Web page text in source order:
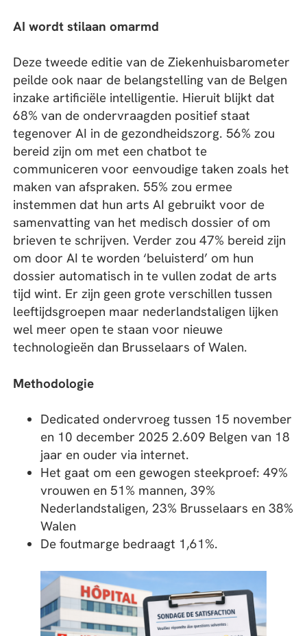
AI wordt stilaan omarmd
Deze tweede editie van de Ziekenhuisbarometer
peilde ook naar de belangstelling van de Belgen
inzake artificiële intelligentie. Hieruit blijkt dat
68% van de ondervraagden positief staat
tegenover AI in de gezondheidszorg. 56% zou
bereid zijn om met een chatbot te
communiceren voor eenvoudige taken zoals het
maken van afspraken. 55% zou ermee
instemmen dat hun arts AI gebruikt voor de
samenvatting van het medisch dossier of om
brieven te schrijven. Verder zou 47% bereid zijn
om door AI te worden ‘beluisterd’ om hun
dossier automatisch in te vullen zodat de arts
tijd wint. Er zijn geen grote verschillen tussen
leeftijdsgroepen maar nederlandstaligen lijken
wel meer open te staan voor nieuwe
technologieën dan Brusselaars of Walen.
Methodologie
Dedicated ondervroeg tussen 15 november
en 10 december 2025 2.609 Belgen van 18
jaar en ouder via internet.
Het gaat om een gewogen steekproef: 49%
vrouwen en 51% mannen, 39%
Nederlandstaligen, 23% Brusselaars en 38%
Walen
De foutmarge bedraagt 1,61%.